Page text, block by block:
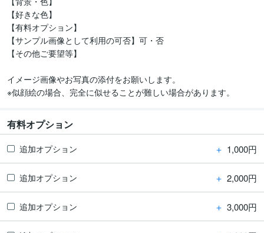
【好きな色】
【有料オプション】
【サンプル画像として利用の可否】可・否
【その他ご要望等】
イメージ画像やお写真の添付をお願いします。
※似顔絵の場合、完全に似せることが難しい場合があります。
有料オプション
追加オプション ＋ 1,000円
追加オプション ＋ 2,000円
追加オプション ＋ 3,000円